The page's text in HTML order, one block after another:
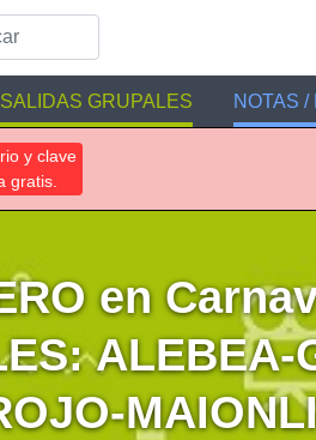
SALIDAS GRUPALES NOTAS /
y clave
gratis.
en
ALEBEA-